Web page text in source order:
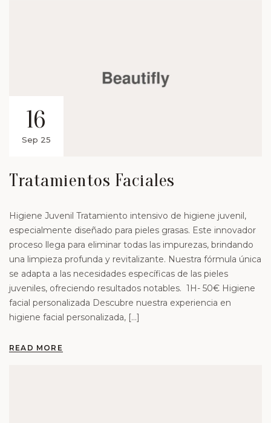
16
Sep 25
Tratamientos Faciales
Higiene Juvenil Tratamiento intensivo de higiene juvenil,
especialmente diseñado para pieles grasas. Este innovador
proceso llega para eliminar todas las impurezas, brindando
una limpieza profunda y revitalizante. Nuestra fórmula única
se adapta a las necesidades específicas de las pieles
juveniles, ofreciendo resultados notables. 1H- 50€ Higiene
facial personalizada Descubre nuestra experiencia en
higiene facial personalizada, […]
READ MORE